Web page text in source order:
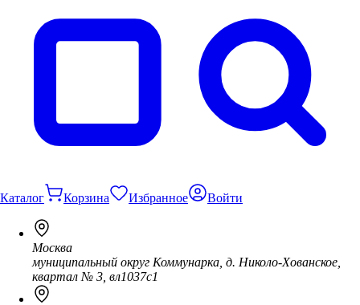
Каталог Корзина Избранное Войти
Москва
муниципальный округ Коммунарка, д. Николо-Хованское,
квартал № 3, вл1037с1